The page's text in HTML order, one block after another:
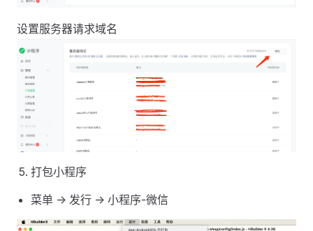
设置服务器请求域名
打包小程序
菜单 -> 发行 -> 小程序-微信